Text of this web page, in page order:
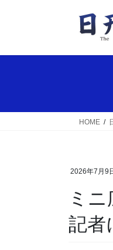
HOME
2026年7月9
ミニ広報誌制作のコツ学ぶ 兵庫県相生署が新聞
記者